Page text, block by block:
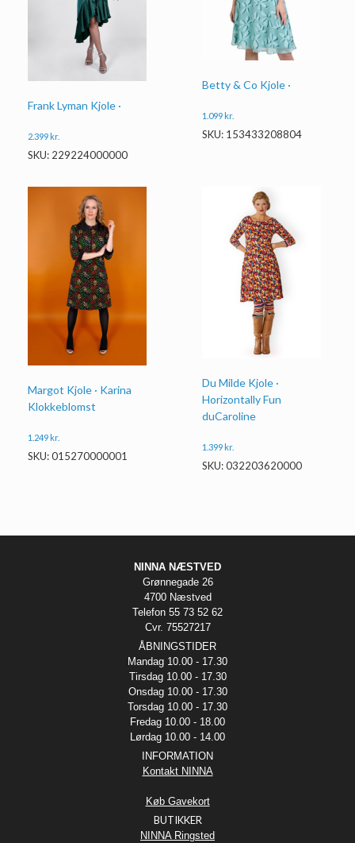
Frank Lyman Kjole ·
2.399 kr.
SKU: 229224000000
Betty & Co Kjole ·
1.099 kr.
SKU: 153433208804
Margot Kjole · Karina
Klokkeblomst
1.249 kr.
SKU: 015270000001
Du Milde Kjole ·
Horizontally Fun
duCaroline
1.399 kr.
SKU: 032203620000
NINNA NÆSTVED
Grønnegade 26
4700 Næstved
Telefon 55 73 52 62
Cvr. 75527217
ÅBNINGSTIDER
Mandag 10.00 - 17.30
Tirsdag 10.00 - 17.30
Onsdag 10.00 - 17.30
Torsdag 10.00 - 17.30
Fredag 10.00 - 18.00
Lørdag 10.00 - 14.00
INFORMATION
Kontakt NINNA
Køb Gavekort
BUTIKKER
NINNA Ringsted